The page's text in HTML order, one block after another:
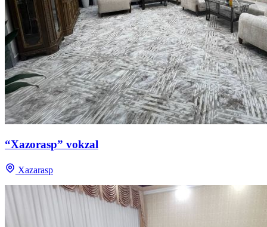
“Xazorasp” vokzal
Xazarasp